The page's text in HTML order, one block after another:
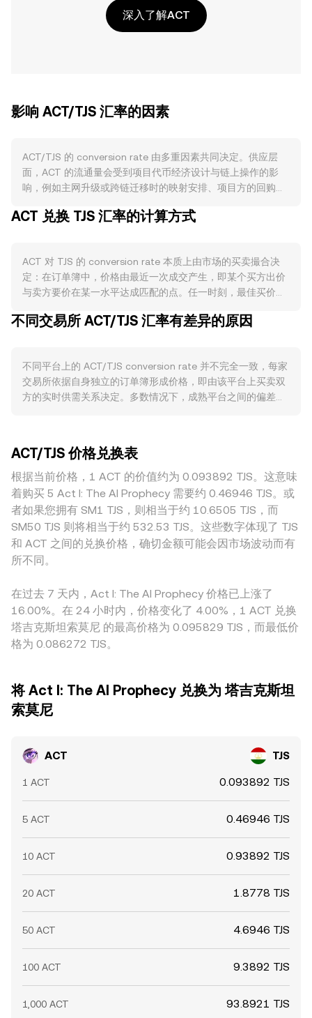
深入了解ACT
影响 ACT/TJS 汇率的因素
ACT/TJS 的 conversion rate 由多重因素共同决定。供应层
面，ACT 的流通量会受到项目代币经济设计与链上操作的影
响，例如主网升级或跨链迁移时的映射安排、项目方的回购与
码的冻结等；ACT 并不存在类似比特币那样的“减半”排产机
是关键驱动，包括链上智能合约与 DApp 的部署数量与活跃
度、开发者对工具链的采用、ACT 作为网络手续费（gas）的
使用需求、跨链支持与交易所上新的覆盖度等，这些都会直接
市场存在联动，比特币走势常对短期方向具有主导作用；同
事件也不可忽视：例如交易平台是否获得面向 TJS 用户的合规
通道、区域内对加密资产的限制与披露要求、对特定公链或代
币的监管定性，都会引发流动性与定价预期的变化。技术层面
的大额地址流向（如解锁、团队或早期持有者的移动、交易所
净充值/净提币）也会在短期内改变卖压或买盘，从而影响
ACT/TJS 的 conversion rate。
ACT 兑换 TJS 汇率的计算方式
ACT 对 TJS 的 conversion rate 本质上由市场的买卖撮合决
定：在订单簿中，价格由最近一次成交产生，即某个买方出价
与卖方要价在某一水平达成匹配的点。任一时刻，最佳买价与
（mid-price），通常取两者平均数，可作为参考基准。在单
Σ Volume_i，使高成交量市场对参考价影响更大。在进行简单
换算时，可用直接算式：以 ACT 计价时，TJS Value = ACT
Amount × rate；以 TJS 反推数量时，ACT Amount = TJS
价，其中 x、y 分别代表池中 ACT 与 TJS（或与 TJS 挂钩的稳
定资产）的储备量，价格近似为 y/x；当大额成交打破池子平
衡时，价格沿曲线滑动，进而反馈到聚合后的 ACT/TJS
conversion rate。综合而言，订单簿的最新成交、不同平台的
VWAP 参考，以及 AMM 池的定价共同构成市场对 ACT/TJS
的即时定价框架。
不同交易所 ACT/TJS 汇率有差异的原因
不同平台上的 ACT/TJS conversion rate 并不完全一致，每家
交易所依据自身独立的订单簿形成价格，即由该平台上买卖双
方的实时供需关系决定。多数情况下，成熟平台之间的偏差可
场更易出现滑点与短时背离。与地域和监管相关的溢价也可能
出现：围绕 TJS 的法币渠道可用性、合规要求以及当地对加密
资产的政策态度，会影响本地以 TJS 计价的入场与出场成本，
从而带来区域性价差。此外，许多场所先以 ACT/USDT 或
ACT/USD 形成基准，再通过 USDT/TJS 或 USD/TJS 的报价转
换为 ACT/TJS，其中 USDT 相对 TJS 的轻微溢折价（basis）
会直接传导到最终的 ACT/TJS 报价。跨市套利通常在缩小这
些差异方面发挥稳定器作用，但受限于提现/充值速度、费用、
使不同平台间的 conversion rate 在短期内仍可能存在可见差
距。
ACT/TJS 价格兑换表
根据当前价格，1 ACT 的价值约为 0.093892 TJS。这意味
着购买 5 Act I: The AI Prophecy 需要约 0.46946 TJS。或
者如果您拥有 SM1 TJS，则相当于约 10.6505 TJS，而
SM50 TJS 则将相当于约 532.53 TJS。这些数字体现了 TJS
和 ACT 之间的兑换价格，确切金额可能会因市场波动而有
所不同。
在过去 7 天内，Act I: The AI Prophecy 价格已上涨了
16.00%。在 24 小时内，价格变化了 4.00%，1 ACT 兑换
塔吉克斯坦索莫尼 的最高价格为 0.095829 TJS，而最低价
格为 0.086272 TJS。
将 Act I: The AI Prophecy 兑换为 塔吉克斯坦
索莫尼
ACT TJS
1 ACT 0.093892 TJS
5 ACT 0.46946 TJS
10 ACT 0.93892 TJS
20 ACT 1.8778 TJS
50 ACT 4.6946 TJS
100 ACT 9.3892 TJS
1,000 ACT 93.8921 TJS